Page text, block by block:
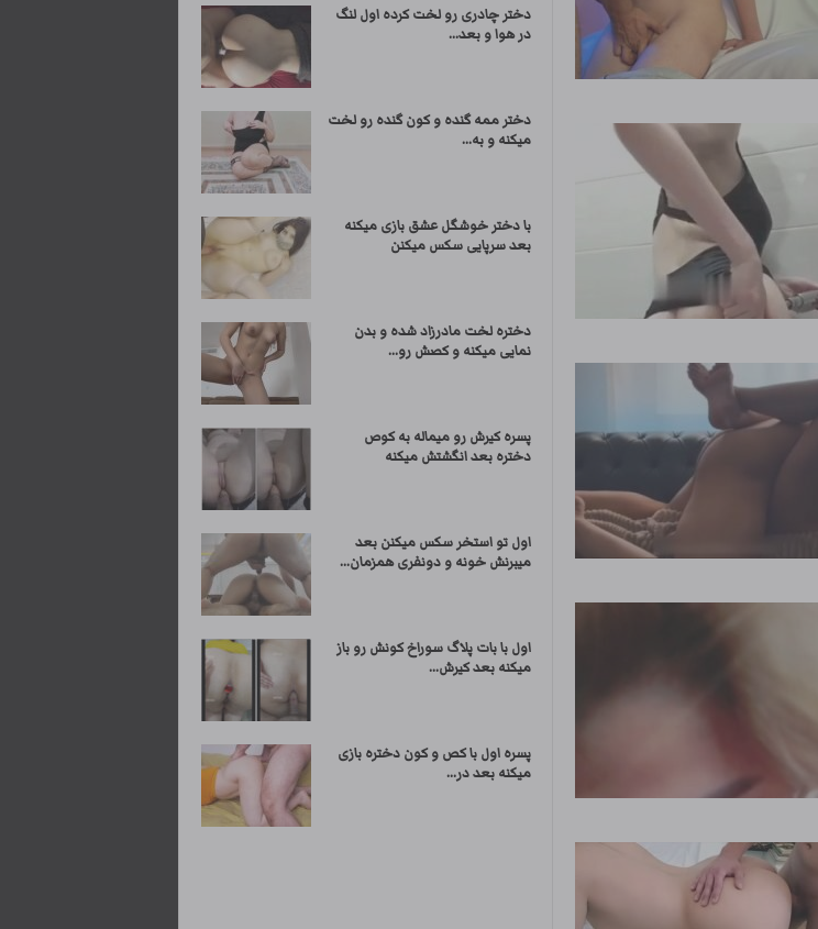
دختر چادری رو لخت کرده اول لنگ
در هوا و بعد...
دختر ممه گنده و کون گنده رو لخت
میکنه و به...
با دختر خوشگل عشق بازی میکنه
بعد سرپایی سکس میکنن
دختره لخت مادرزاد شده و بدن
نمایی میکنه و کصش رو...
پسره کیرش رو میماله به کوص
دختره بعد انگشتش میکنه
اول تو استخر سکس میکنن بعد
میبرنش خونه و دونفری همزمان...
اول با بات پلاگ سوراخ کونش رو باز
میکنه بعد کیرش...
پسره اول با کص و کون دختره بازی
میکنه بعد در...